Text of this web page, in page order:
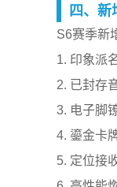
四、新
S6赛季新
1. 印象派
2. 已封存
3. 电子脚
4. 鎏金卡
5. 定位接